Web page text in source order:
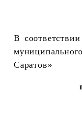
В
Саратов»